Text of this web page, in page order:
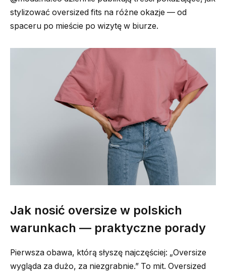
stylizować oversized fits na różne okazje — od
spaceru po mieście po wizytę w biurze.
Jak nosić oversize w polskich
warunkach — praktyczne porady
Pierwsza obawa, którą słyszę najczęściej: „Oversize
wygląda za dużo, za niezgrabnie.” To mit. Oversized